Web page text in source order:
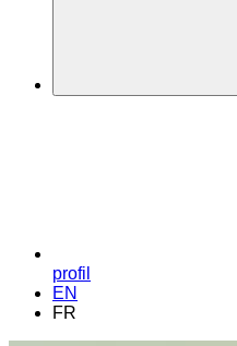
profil
EN
FR